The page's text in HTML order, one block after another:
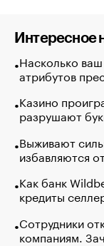
Интересное
Насколько
атрибутов
Казино
разрушают
Выживают
избавляются
Как банк
кредиты
Сотрудники
компаниям.